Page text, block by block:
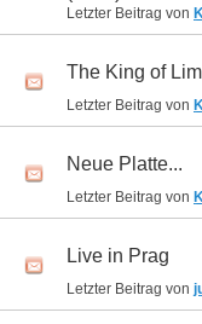
Letzter Beitrag von
The King of
Letzter Beitrag von
Neue Platte...
Letzter Beitrag von
Live in Prag
Letzter Beitrag von